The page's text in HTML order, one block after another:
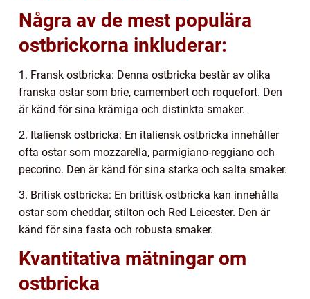
Några av de mest populära
ostbrickorna inkluderar:
1. Fransk ostbricka: Denna ostbricka består av olika
franska ostar som brie, camembert och roquefort. Den
är känd för sina krämiga och distinkta smaker.
2. Italiensk ostbricka: En italiensk ostbricka innehåller
ofta ostar som mozzarella, parmigiano-reggiano och
pecorino. Den är känd för sina starka och salta smaker.
3. Britisk ostbricka: En brittisk ostbricka kan innehålla
ostar som cheddar, stilton och Red Leicester. Den är
känd för sina fasta och robusta smaker.
Kvantitativa mätningar om
ostbricka